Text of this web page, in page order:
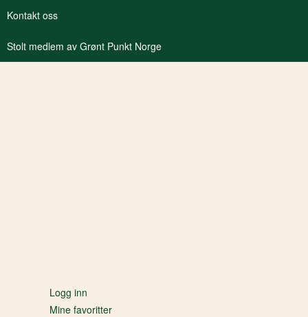
Kontakt oss
Stolt medlem av Grønt Punkt Norge
Logg inn
Mine favoritter